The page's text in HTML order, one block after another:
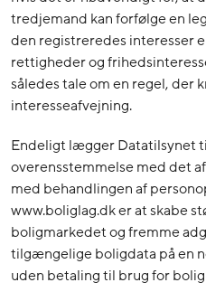
tredjemand kan forfølge en
den registreredes interesser
rettigheder og
således tale om en regel, der
interesseafvejning.
Endeligt lægger Datatilsynet
overensstemmelse med det
med behandlingen af
www.boliglag.dk er at skabe
boligmarkedet og fremme
tilgængelige boligdata på en
uden betaling til brug for